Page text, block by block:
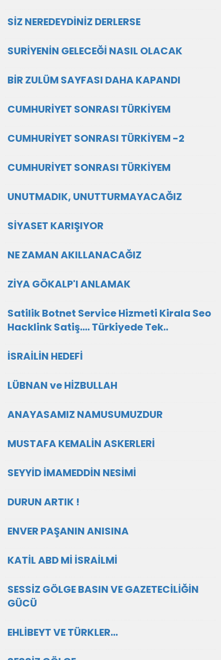
SİZ NEREDEYDİNİZ DERLERSE
SURİYENİN GELECEĞİ NASIL OLACAK
BİR ZULÜM SAYFASI DAHA KAPANDI
CUMHURİYET SONRASI TÜRKİYEM
CUMHURİYET SONRASI TÜRKİYEM -2
CUMHURİYET SONRASI TÜRKİYEM
UNUTMADIK, UNUTTURMAYACAĞIZ
SİYASET KARIŞIYOR
NE ZAMAN AKILLANACAĞIZ
ZİYA GÖKALP'I ANLAMAK
Satilik Botnet Service Hizmeti Kirala Seo
Hacklink Satiş.... Türkiyede Tek..
İSRAİLİN HEDEFİ
LÜBNAN ve HİZBULLAH
ANAYASAMIZ NAMUSUMUZDUR
MUSTAFA KEMALİN ASKERLERİ
SEYYİD İMAMEDDİN NESİMİ
DURUN ARTIK !
ENVER PAŞANIN ANISINA
KATİL ABD Mİ İSRAİLMİ
SESSİZ GÖLGE BASIN VE GAZETECİLİĞİN
GÜCÜ
EHLİBEYT VE TÜRKLER…